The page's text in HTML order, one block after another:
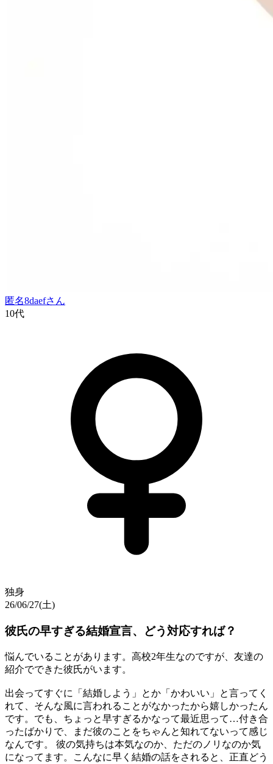
匿名8daefさん
10代
独身
26/06/27(土)
彼氏の早すぎる結婚宣言、どう対応すれば？
悩んでいることがあります。高校2年生なのですが、友達の
紹介でできた彼氏がいます。
出会ってすぐに「結婚しよう」とか「かわいい」と言ってく
れて、そんな風に言われることがなかったから嬉しかったん
です。でも、ちょっと早すぎるかなって最近思って…付き合
ったばかりで、まだ彼のことをちゃんと知れてないって感じ
なんです。 彼の気持ちは本気なのか、ただのノリなのか気
になってます。こんなに早く結婚の話をされると、正直どう